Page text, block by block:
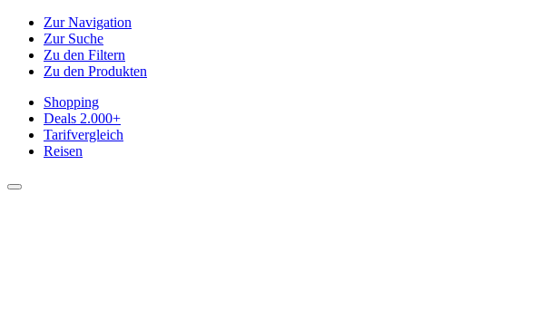
Zur Navigation
Zur Suche
Zu den Filtern
Zu den Produkten
Shopping
Deals 2.000+
Tarifvergleich
Reisen